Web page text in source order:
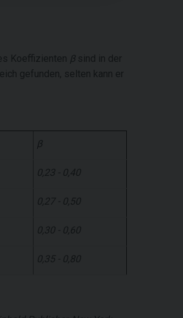
Koeffizienten βsind in der
gefunden, selten kann er
β
0,23 - 0,40
0,27 - 0,50
0,30 - 0,60
0,35 - 0,80